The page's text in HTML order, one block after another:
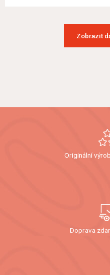
Zobrazit
Originální
Doprava